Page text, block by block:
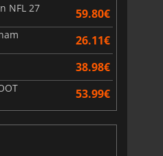
NFL 27
59.80€
26.11€
38.98€
53.99€